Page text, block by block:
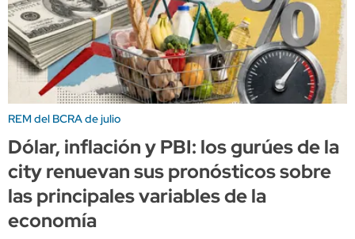
REM del BCRA de julio
Dólar, inflación y PBI: los gurúes de la
city renuevan sus pronósticos sobre
las principales variables de la
economía